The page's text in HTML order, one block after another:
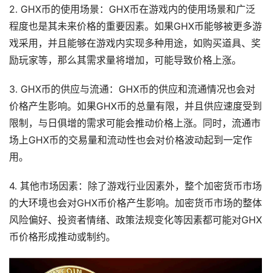
2. GHX币的使用场景：GHX币在游戏内的使用场景和广泛
程度也是其未来价格的重要因素。如果GHX币能够被更多游
戏采用，并且能够在游戏内实现多种用途，如购买道具、奖
励玩家等，那么其需求量将增加，可能导致价格上涨。
3. GHX币的供应与流通：GHX币的供应和流通情况也会对
价格产生影响。如果GHX币的总量有限，并且供应速度受到
限制，与日俱增的需求可能会推动价格上涨。同时，流通市
场上GHX币的交易量和流动性也会对价格波动起到一定作
用。
4. 其他市场因素：除了游戏行业因素外，整个加密货币市场
的大环境也会对GHX币价格产生影响。加密货币市场的整体
风险偏好、投资者情绪、政策法规变化等因素都可能对GHX
币价格形成推动或制约。